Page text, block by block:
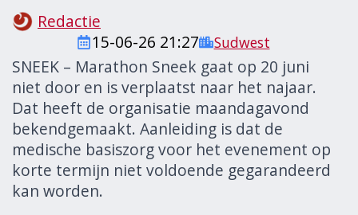
Redactie
15-06-26 21:27
Sudwest
SNEEK – Marathon Sneek gaat op 20 juni
niet door en is verplaatst naar het najaar.
Dat heeft de organisatie maandagavond
bekendgemaakt. Aanleiding is dat de
medische basiszorg voor het evenement op
korte termijn niet voldoende gegarandeerd
kan worden.